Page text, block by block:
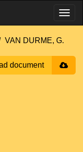
VAN DURME, G.
document